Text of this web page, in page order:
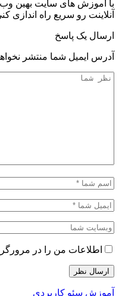
با آموزش های سایت بهین
آنلاینت رو سریع راه اندازی
ارسال یک پاسخ
آدرس ایمیل شما منتشر
اطلاعات من را در
آموزش سئو کاربردی